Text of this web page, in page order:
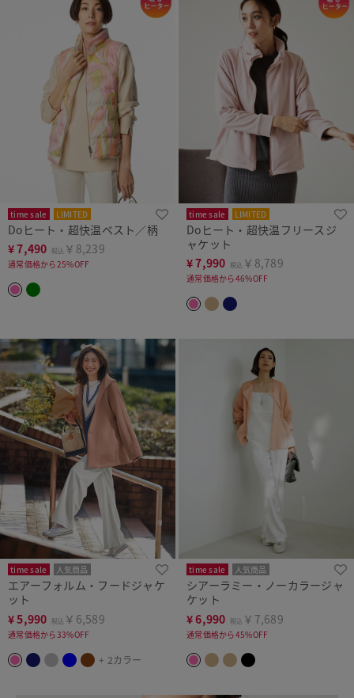
time sale LIMITED
Doヒート・超快温ベスト／柄
¥7,490 税込 ￥8,239
通常価格から25%OFF
time sale LIMITED
Doヒート・超快温フリースジ
ャケット
¥7,990 税込 ￥8,789
通常価格から46%OFF
time sale 人気商品
エアーフォルム・フードジャケ
ット
¥5,990 税込 ￥6,589
通常価格から33%OFF
+ 2カラー
time sale 人気商品
シアーラミー・ノーカラージャ
ケット
¥6,990 税込 ￥7,689
通常価格から45%OFF